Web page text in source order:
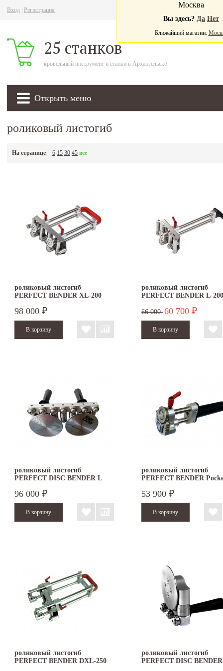
Вход Регистрация
25 станков
кровельный инструмент и станки в Архангельске
Открыть меню
Москва
Вы здесь? Да Нет
Ближайший магазин:
роликовый листогиб
На странице 6 15 30 45 все
роликовый листогиб
PERFECT BENDER XL-200
98 000 ₽
роликовый листогиб
PERFECT BENDER L-200
66 000 60 700 ₽
роликовый листогиб
PERFECT DISC BENDER L
96 000 ₽
роликовый листогиб
PERFECT BENDER
53 900 ₽
роликовый листогиб
PERFECT BENDER DXL-250
роликовый листогиб
PERFECT DISC